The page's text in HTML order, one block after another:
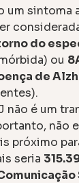
um sintoma
do
ou
de
não é um
não
próximo
seria